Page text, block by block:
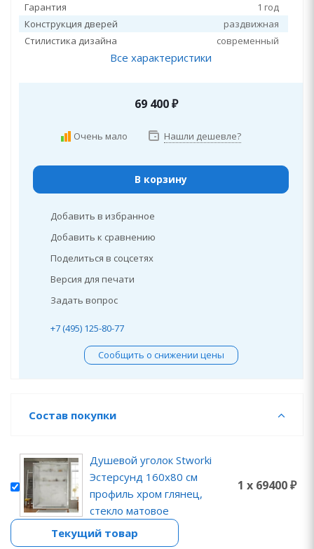
Гарантия
1 год
Конструкция дверей
раздвижная
Стилистика дизайна
современный
Все характеристики
69 400₽
Очень мало Нашли дешевле?
В корзину
Добавить в избранное
Добавить к сравнению
Поделиться в соцсетях
Версия для печати
Задать вопрос
+7 (495) 125-80-77
Сообщить о снижении цены
Состав покупки
Душевой уголок Stworki
Эстерсунд 160x80 см
профиль хром глянец,
стекло матовое
1 x 69400 ₽
Текущий товар